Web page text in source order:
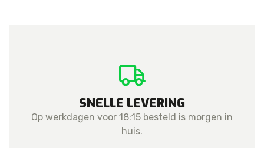
SNELLE LEVERING
Op werkdagen voor 18:15 besteld is morgen in
huis.